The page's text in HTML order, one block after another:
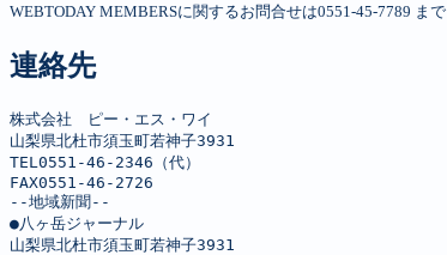
WEBTODAY MEMBERSに関するお問合せは0551-45-7789 まで
連絡先
株式会社　ピー・エス・ワイ
山梨県北杜市須玉町若神子3931
TEL0551-46-2346（代）
FAX0551-46-2726
--地域新聞--
●八ヶ岳ジャーナル
山梨県北杜市須玉町若神子3931